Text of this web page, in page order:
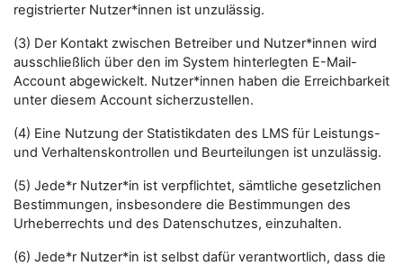
registrierter Nutzer*innen ist unzulässig.
(3) Der Kontakt zwischen Betreiber und Nutzer*innen wird
ausschließlich über den im System hinterlegten E-Mail-
Account abgewickelt. Nutzer*innen haben die Erreichbarkeit
unter diesem Account sicherzustellen.
(4) Eine Nutzung der Statistikdaten des LMS für Leistungs-
und Verhaltenskontrollen und Beurteilungen ist unzulässig.
(5) Jede*r Nutzer*in ist verpflichtet, sämtliche gesetzlichen
Bestimmungen, insbesondere die Bestimmungen des
Urheberrechts und des Datenschutzes, einzuhalten.
(6) Jede*r Nutzer*in ist selbst dafür verantwortlich, dass die